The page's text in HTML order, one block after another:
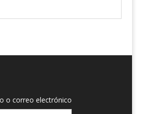
o correo electrónico